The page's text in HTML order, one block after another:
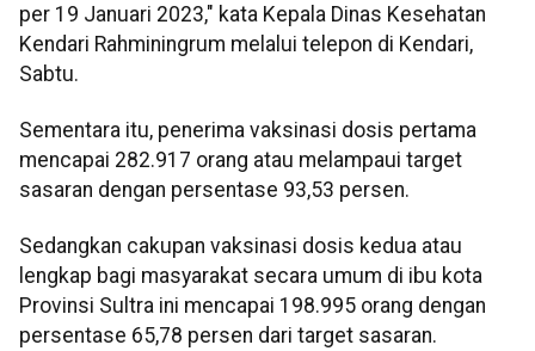
per 19 Januari 2023," kata Kepala Dinas Kesehatan
Kendari Rahminingrum melalui telepon di Kendari,
Sabtu.
Sementara itu, penerima vaksinasi dosis pertama
mencapai 282.917 orang atau melampaui target
sasaran dengan persentase 93,53 persen.
Sedangkan cakupan vaksinasi dosis kedua atau
lengkap bagi masyarakat secara umum di ibu kota
Provinsi Sultra ini mencapai 198.995 orang dengan
persentase 65,78 persen dari target sasaran.